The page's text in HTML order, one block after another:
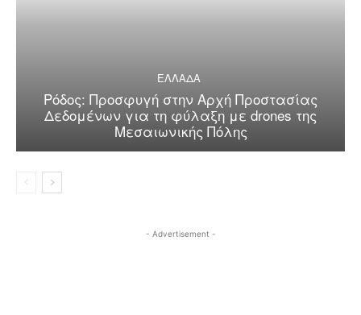
ΕΛΛΑΔΑ
Ρόδος: Προσφυγή στην Αρχή Προστασίας
Δεδομένων για τη φύλαξη με drones της
Μεσαιωνικής Πόλης
- Advertisement -